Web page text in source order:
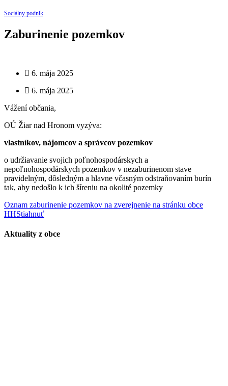
Sociálny podnik
Zaburinenie pozemkov
6. mája 2025
6. mája 2025
Vážení občania,
OÚ Žiar nad Hronom vyzýva:
vlastníkov, nájomcov a správcov pozemkov
o udržiavanie svojich poľnohospodárskych a
nepoľnohospodárskych pozemkov v nezaburinenom stave
pravidelným, dôsledným a hlavne včasným odstraňovaním burín
tak, aby nedošlo k ich šíreniu na okolité pozemky
Oznam zaburinenie pozemkov na zverejnenie na stránku obce
HHStiahnuť
Aktuality z obce